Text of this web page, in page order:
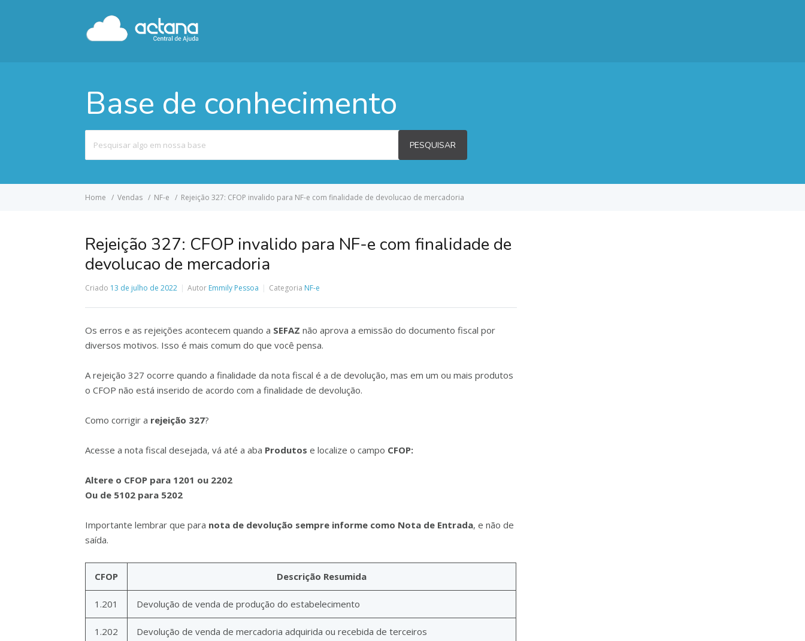
Base de conhecimento
por
PESQUISAR
Home Vendas NF-e Rejeição 327: CFOP invalido para NF-e com finalidade de devolucao de mercadoria
Rejeição 327: CFOP invalido para NF-e com finalidade de
devolucao de mercadoria
Criado 13 de julho de 2022 Autor Emmily Pessoa Categoria NF-e
Os erros e as rejeições acontecem quando a SEFAZ não aprova a emissão do documento fiscal por
diversos motivos. Isso é mais comum do que você pensa.
A rejeição 327 ocorre quando a finalidade da nota fiscal é a de devolução, mas em um ou mais produtos
o CFOP não está inserido de acordo com a finalidade de devolução.
Como corrigir a rejeição 327?
Acesse a nota fiscal desejada, vá até a aba Produtos e localize o campo CFOP:
Altere o CFOP para 1201 ou 2202
Ou de 5102 para 5202
Importante lembrar que para nota de devolução sempre informe como Nota de Entrada, e não de
saída.
CFOP Descrição Resumida
1.201 Devolução de venda de produção do estabelecimento
1.202 Devolução de venda de mercadoria adquirida ou recebida de terceiros